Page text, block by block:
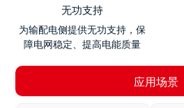
无功支持
为输配电侧提供无功支持，保
障电网稳定、提高电能质量
应用场景